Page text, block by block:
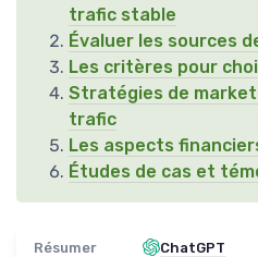
trafic stable
Évaluer les sources
Les critères pour
Stratégies de
trafic
Les aspects
Études de cas et
Résumer ChatGPT